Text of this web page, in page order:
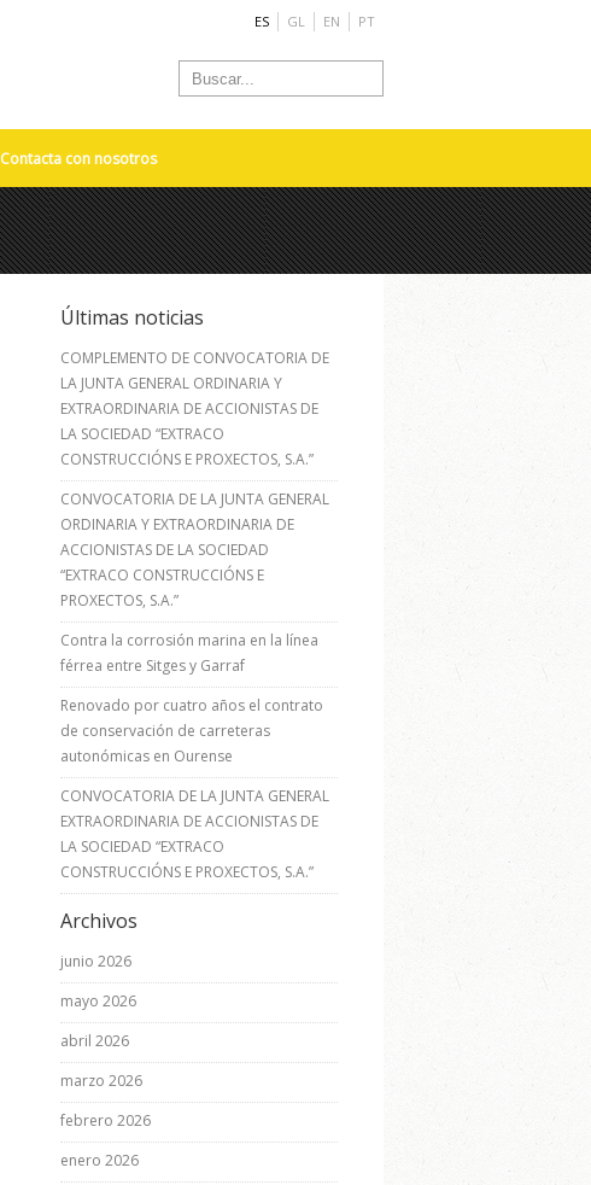
ES GL EN PT
Contacta con nosotros
Últimas noticias
COMPLEMENTO DE CONVOCATORIA DE
LA JUNTA GENERAL ORDINARIA Y
EXTRAORDINARIA DE ACCIONISTAS DE
LA SOCIEDAD “EXTRACO
CONSTRUCCIÓNS E PROXECTOS, S.A.”
CONVOCATORIA DE LA JUNTA GENERAL
ORDINARIA Y EXTRAORDINARIA DE
ACCIONISTAS DE LA SOCIEDAD
“EXTRACO CONSTRUCCIÓNS E
PROXECTOS, S.A.”
Contra la corrosión marina en la línea
férrea entre Sitges y Garraf
Renovado por cuatro años el contrato
de conservación de carreteras
autonómicas en Ourense
CONVOCATORIA DE LA JUNTA GENERAL
EXTRAORDINARIA DE ACCIONISTAS DE
LA SOCIEDAD “EXTRACO
CONSTRUCCIÓNS E PROXECTOS, S.A.”
Archivos
junio 2026
mayo 2026
abril 2026
marzo 2026
febrero 2026
enero 2026